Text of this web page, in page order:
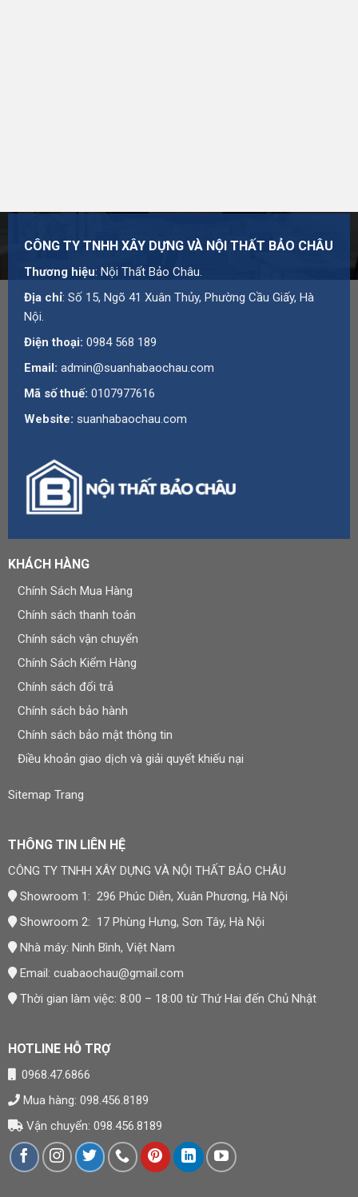
CÔNG TY TNHH XÂY DỰNG VÀ NỘI THẤT BẢO CHÂU
Thương hiệu: Nội Thất Bảo Châu.
Địa chỉ: Số 15, Ngõ 41 Xuân Thủy, Phường Cầu Giấy, Hà
Nội.
Điện thoại: 0984 568 189
Email: admin@suanhabaochau.com
Mã số thuế: 0107977616
Website: suanhabaochau.com
KHÁCH HÀNG
Chính Sách Mua Hàng
Chính sách thanh toán
Chính sách vận chuyển
Chính Sách Kiểm Hàng
Chính sách đổi trả
Chính sách bảo hành
Chính sách bảo mật thông tin
Điều khoản giao dịch và giải quyết khiếu nại
Sitemap Trang
THÔNG TIN LIÊN HỆ
CÔNG TY TNHH XÂY DỰNG VÀ NỘI THẤT BẢO CHÂU
Showroom 1: 296 Phúc Diễn, Xuân Phương, Hà Nội
Showroom 2: 17 Phùng Hưng, Sơn Tây, Hà Nội
Nhà máy: Ninh Bình, Việt Nam
Email: cuabaochau@gmail.com
Thời gian làm việc: 8:00 – 18:00 từ Thứ Hai đến Chủ Nhật
HOTLINE HỖ TRỢ
0968.47.6866
Mua hàng: 098.456.8189
Vận chuyển: 098.456.8189